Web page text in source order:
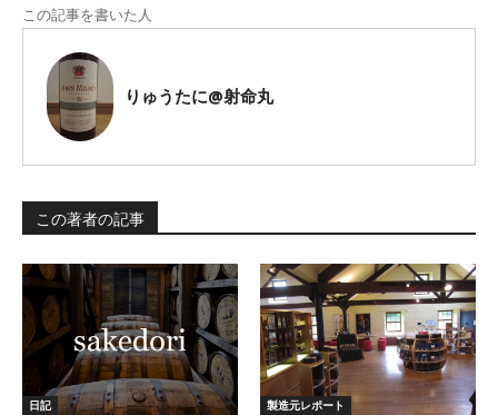
この記事を書いた人
りゅうたに@射命丸
この著者の記事
日記
製造元レポート